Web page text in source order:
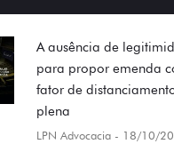
A ausência de
para propor emenda
fator de
plena
LPN Advocacia - 18/10/